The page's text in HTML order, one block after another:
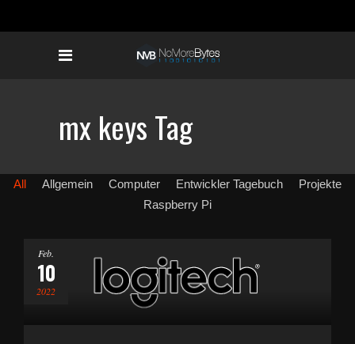
mx keys Tag
All Allgemein Computer Entwickler Tagebuch
Projekte
Raspberry Pi
Feb.
10
2022